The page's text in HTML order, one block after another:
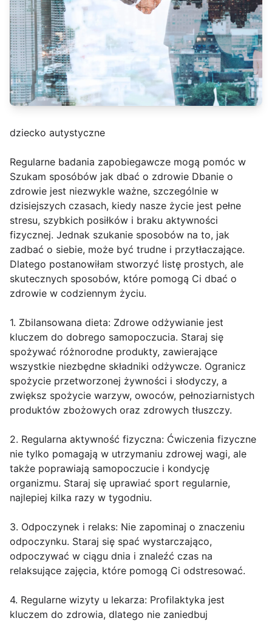
dziecko autystyczne
Regularne badania zapobiegawcze mogą pomóc w
Szukam sposóbów jak dbać o zdrowie Dbanie o
zdrowie jest niezwykle ważne, szczególnie w
dzisiejszych czasach, kiedy nasze życie jest pełne
stresu, szybkich posiłków i braku aktywności
fizycznej. Jednak szukanie sposobów na to, jak
zadbać o siebie, może być trudne i przytłaczające.
Dlatego postanowiłam stworzyć listę prostych, ale
skutecznych sposobów, które pomogą Ci dbać o
zdrowie w codziennym życiu.
1. Zbilansowana dieta: Zdrowe odżywianie jest
kluczem do dobrego samopoczucia. Staraj się
spożywać różnorodne produkty, zawierające
wszystkie niezbędne składniki odżywcze. Ogranicz
spożycie przetworzonej żywności i słodyczy, a
zwiększ spożycie warzyw, owoców, pełnoziarnistych
produktów zbożowych oraz zdrowych tłuszczy.
2. Regularna aktywność fizyczna: Ćwiczenia fizyczne
nie tylko pomagają w utrzymaniu zdrowej wagi, ale
także poprawiają samopoczucie i kondycję
organizmu. Staraj się uprawiać sport regularnie,
najlepiej kilka razy w tygodniu.
3. Odpoczynek i relaks: Nie zapominaj o znaczeniu
odpoczynku. Staraj się spać wystarczająco,
odpoczywać w ciągu dnia i znaleźć czas na
relaksujące zajęcia, które pomogą Ci odstresować.
4. Regularne wizyty u lekarza: Profilaktyka jest
kluczem do zdrowia, dlatego nie zaniedbuj